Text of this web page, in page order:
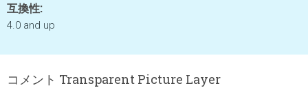
互換性:
4.0 and up
コメント Transparent Picture Layer